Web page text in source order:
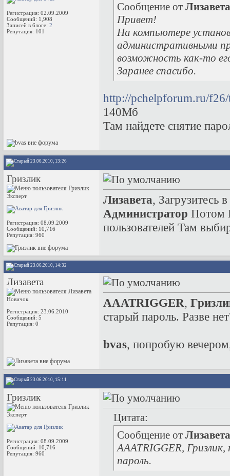
Регистрация: 02.09.2009
Сообщений: 1,908
Записей в блоге: 2
Репутация: 101
Сообщение от Лизавета
Привет!
На компьютере
административными
возможность как-то
Заранее спасибо.
http://pchelpforum.ru/
140Мб
Там найдете снятие
23.06.2010, 13:26
Гризлик
Эксперт
Регистрация: 08.09.2009
Сообщений: 10,716
Репутация: 960
Лизавета, Загрузитесь
Администратор Потом
пользователей Там
23.06.2010, 14:32
Лизавета
Новичок
Регистрация: 23.06.2010
Сообщений: 5
Репутация: 0
AAATRIGGER,
старый пароль. Разве
bvas, попробую
23.06.2010, 15:11
Гризлик
Эксперт
Регистрация: 08.09.2009
Сообщений: 10,716
Репутация: 960
Цитата:
Сообщение от Лизавета
AAATRIGGER,
пароль.